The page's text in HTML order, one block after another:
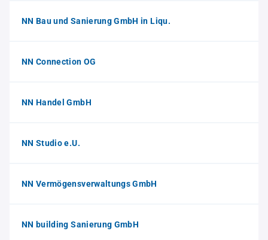
NN Bau und Sanierung GmbH in Liqu.
NN Connection OG
NN Handel GmbH
NN Studio e.U.
NN Vermögensverwaltungs GmbH
NN building Sanierung GmbH